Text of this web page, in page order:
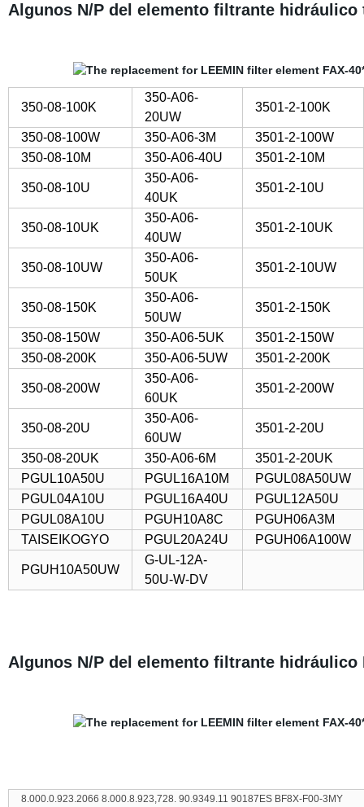
Algunos N/P del elemento filtrante
350-08-100K
350-A06-
20UW
3501-2-100K
350-08-100W 350-A06-3M
3501-2-100W
350-08-10M
350-A06-40U 3501-2-10M
350-08-10U
350-A06-
40UK
3501-2-10U
350-08-10UK
350-A06-
40UW
3501-2-10UK
350-08-10UW
350-A06-
50UK
3501-2-10UW
350-08-150K
350-A06-
50UW
3501-2-150K
350-08-150W 350-A06-5UK
3501-2-150W
350-08-200K
350-A06-5UW 3501-2-200K
350-08-200W
350-A06-
60UK
3501-2-200W
350-08-20U
350-A06-
60UW
3501-2-20U
350-08-20UK 350-A06-6M
3501-2-20UK
PGUL10A50U
PGUL16A10M
PGUL08A50UW
PGUL04A10U
PGUL16A40U
PGUL12A50U
PGUL08A10U
PGUH10A8C
PGUH06A3M
TAISEIKOGYO
PGUL20A24U PGUH06A100W
PGUH10A50UW
G-UL-12A-
50U-W-DV
Algunos N/P del elemento filtrante
8.000.0.923.2066 8.000.8.923,728. 90.9349.11 90187ES BF8X-F00-3MY